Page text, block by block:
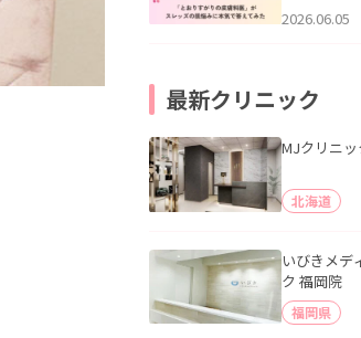
ッズの肌悩
2026.06.05
最新クリニック
MJクリニ
北海道
いびきメデ
ク 福岡院
福岡県